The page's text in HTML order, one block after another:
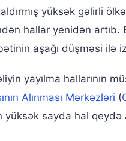
yüksək gəlirli
hallar yenidən artıb.
aşağı düşməsi ilə
yayılma hallarının
Alınması Mərkəzləri (
sayda hal qeydə